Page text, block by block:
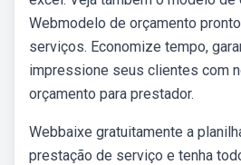
Webmodelo de orçamento
serviços. Economize tempo,
impressione seus clientes com
orçamento para prestador.
Webbaixe gratuitamente a
prestação de serviço e tenha